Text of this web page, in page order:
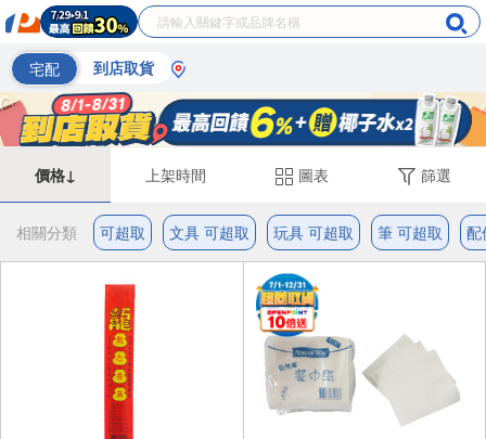
宅配 到店取貨
價格↓ 上架時間 圖表 篩選
相關分類 可超取 文具 可超取 玩具 可超取 筆 可超取 配